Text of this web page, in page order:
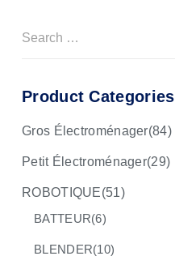
Product Categories
Gros Électroménager(84)
Petit Électroménager(29)
ROBOTIQUE(51)
BATTEUR(6)
BLENDER(10)